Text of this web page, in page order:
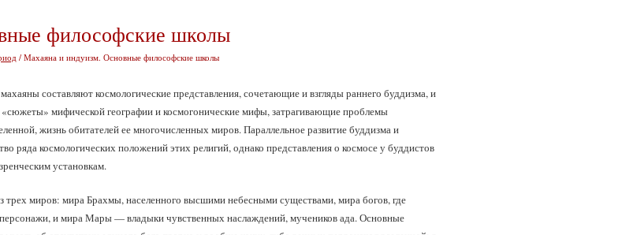
философские школы
/ Махаяна и индуизм. Основные философские школы
составляют космологические представления, сочетающие и взгляды раннего буддизма, и
мифической географии и космогонические мифы, затрагивающие проблемы
жизнь обитателей ее многочисленных миров. Параллельное развитие буддизма и
ряда космологических положений этих религий, однако представления о космосе у буддистов
установкам.
трех миров: мира Брахмы, населенного высшими небесными существами, мира богов, где
и мира Мары — владыки чувственных наслаждений, мучеников ада. Основные